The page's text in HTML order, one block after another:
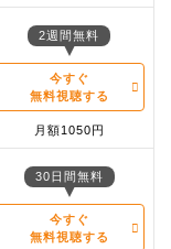
2週間無料
今すぐ
無料視聴する
月額1050円
30日間無料
今すぐ
無料視聴する